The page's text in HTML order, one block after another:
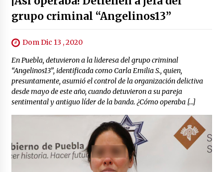
grupo criminal “Angelinos13”
Dom Dic 13 , 2020
En Puebla, detuvieron a la lideresa del grupo criminal
“Angelinos13”, identificada como Carla Emilia S., quien,
presuntamente, asumió el control de la organización delictiva
desde mayo de este año, cuando detuvieron a su pareja
sentimental y antiguo líder de la banda. ¿Cómo operaba […]